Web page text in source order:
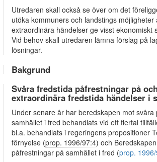
Utredaren skall också se över om det
utöka kommuners och landstings möjligheter
extraordinära händelser ge visst ekonomiskt
Vid behov skall utredaren lämna förslag på
lösningar.
Bakgrund
Svåra fredstida påfrestningar på och
extraordinära fredstida händelser i
Under senare år har beredskapen mot
samhället i fred behandlats vid ett flertal
bl.a. behandlats i regeringens propositioner
förnyelse (prop. 1996/97:4) och
påfrestningar på samhället i fred (prop. 1996/